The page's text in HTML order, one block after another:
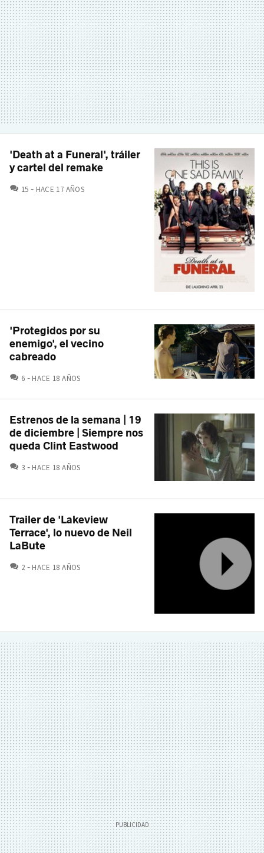
'Death at a Funeral', tráiler
y cartel del remake
15 COMENTARIOS
HACE 17 AÑOS
'Protegidos por su
enemigo', el vecino
cabreado
6 COMENTARIOS
HACE 18 AÑOS
Estrenos de la semana | 19
de diciembre | Siempre nos
queda Clint Eastwood
3 COMENTARIOS
HACE 18 AÑOS
Trailer de 'Lakeview
Terrace', lo nuevo de Neil
LaBute
2 COMENTARIOS
HACE 18 AÑOS